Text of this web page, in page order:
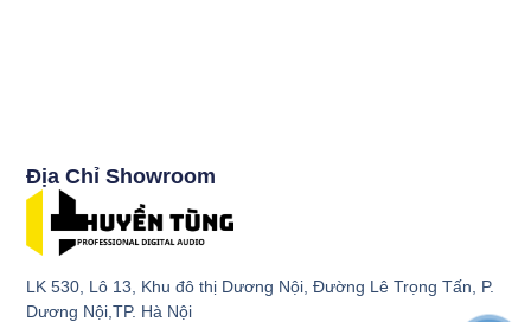
Địa Chỉ Showroom
LK 530, Lô 13, Khu đô thị Dương Nội, Đường Lê Trọng Tấn, P.
Dương Nội,TP. Hà Nội